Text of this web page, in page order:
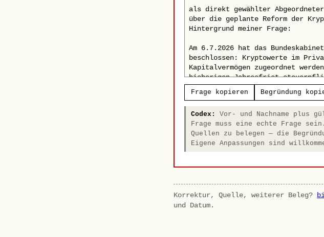
Frage kopieren Begründung
Codex:
Vor- und Nachname plus
Frage muss eine echte Frage
Quellen zu belegen — die
Eigene Anpassungen sind
Korrektur, Quelle, weiterer Beleg?
und Datum.